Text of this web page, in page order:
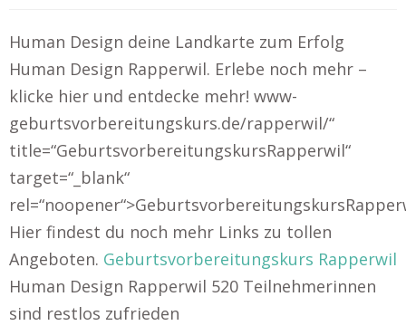
Human Design deine Landkarte zum Erfolg
Human Design Rapperwil. Erlebe noch mehr –
klicke hier und entdecke mehr! www-
geburtsvorbereitungskurs.de/rapperwil/“
title=“GeburtsvorbereitungskursRapperwil“
target=“_blank“
Hier findest du noch mehr Links zu tollen
Angeboten. Geburtsvorbereitungskurs Rapperwil
Human Design Rapperwil 520 Teilnehmerinnen
sind restlos zufrieden